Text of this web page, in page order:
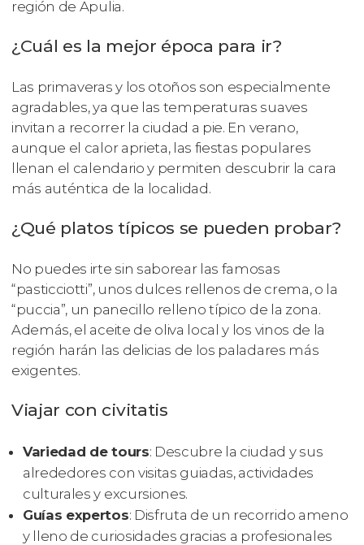
región de Apulia.
¿Cuál es la mejor época para ir?
Las primaveras y los otoños son especialmente
agradables, ya que las temperaturas suaves
invitan a recorrer la ciudad a pie. En verano,
aunque el calor aprieta, las fiestas populares
llenan el calendario y permiten descubrir la cara
más auténtica de la localidad.
¿Qué platos típicos se pueden probar?
No puedes irte sin saborear las famosas
“pasticciotti”, unos dulces rellenos de crema, o la
“puccia”, un panecillo relleno típico de la zona.
Además, el aceite de oliva local y los vinos de la
región harán las delicias de los paladares más
exigentes.
Viajar con civitatis
Variedad de tours: Descubre la ciudad y sus
alrededores con visitas guiadas, actividades
culturales y excursiones.
Guías expertos: Disfruta de un recorrido ameno
y lleno de curiosidades gracias a profesionales